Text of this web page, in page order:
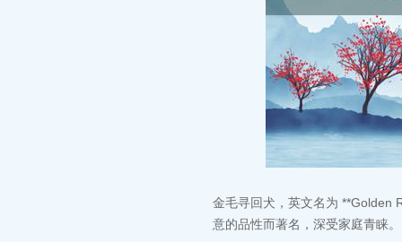
金毛寻回犬，英文名为 **Golden
意的品性而著名，深受家庭青睐。